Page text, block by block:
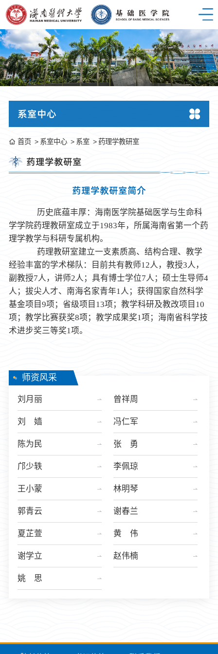
系室中心
首页 系室中心 系室 药理学教研室
药理学教研室
药理学教研室简介
历史底蕴丰厚：海南医学院基础医学与生命科
学学院药理教研室成立于1983年，所属海南省第一个药
理学教学与科研专属机构。
药理教研室建立一支素质高、结构合理、教学
经验丰富的学术梯队：目前共有教师12人，教授3人，
副教授7人，讲师2人；具有博士学位7人；硕士生导师4
人；拔尖人才、南海名家青年1人；获得国家自然科学
基金项目9项；省级项目13项；教学科研及教改项目10
项；教学比赛获奖8项；教学成果奖1项；海南省科学技
术进步奖三等奖1项。
师资风采
刘月丽 曾祥周
刘 嫱 冯仁军
陈为民 张 勇
邝少轶 李佩琼
王小蒙 林明琴
郭青云 谢春兰
夏芷萱 黄 伟
谢学立 赵伟楠
姚 思